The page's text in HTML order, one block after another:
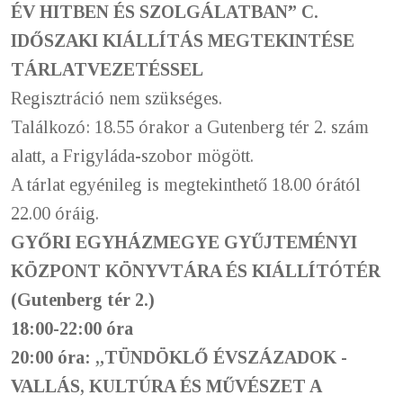
ÉV HITBEN ÉS SZOLGÁLATBAN” C.
IDŐSZAKI KIÁLLÍTÁS MEGTEKINTÉSE
TÁRLATVEZETÉSSEL
Regisztráció nem szükséges.
Találkozó: 18.55 órakor a Gutenberg tér 2. szám
alatt, a Frigyláda-szobor mögött.
A tárlat egyénileg is megtekinthető 18.00 órától
22.00 óráig.
GYŐRI EGYHÁZMEGYE GYŰJTEMÉNYI
KÖZPONT KÖNYVTÁRA ÉS KIÁLLÍTÓTÉR
(Gutenberg tér 2.)
18:00-22:00 óra
20:00 óra: „TÜNDÖKLŐ ÉVSZÁZADOK -
VALLÁS, KULTÚRA ÉS MŰVÉSZET A